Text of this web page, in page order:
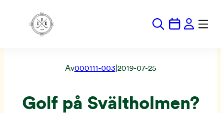
till
Av000111-003| 2019-07-25
Golf på Svältholmen?